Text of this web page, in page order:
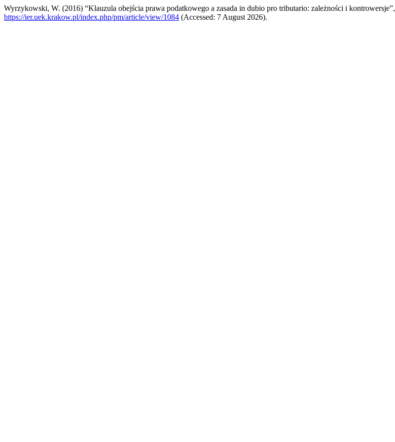
Wyrzykowski, W. (2016) “Klauzula obejścia prawa podatkowego a zasada in dubio pro tributario: zależności i kontrowersje”,
https://ier.uek.krakow.pl/index.php/pm/article/view/1084 (Accessed: 7 August 2026).